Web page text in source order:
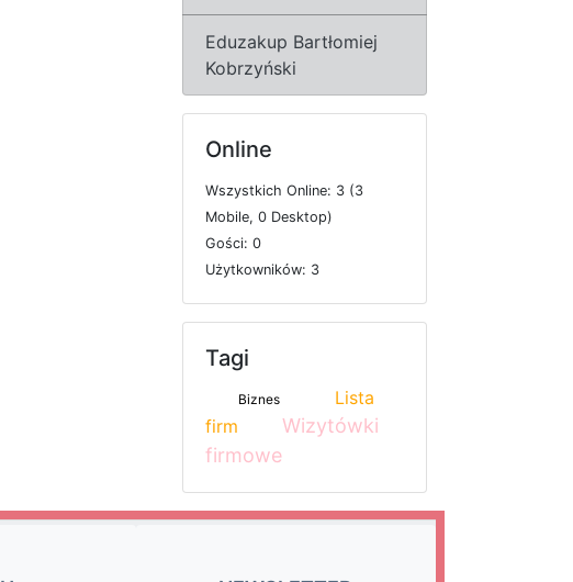
Eduzakup Bartłomiej
Kobrzyński
Online
Wszystkich Online: 3 (3
Mobile, 0 Desktop)
Gości: 0
Użytkowników: 3
Tagi
Biznes
Lista
firm
Wizytówki
firmowe